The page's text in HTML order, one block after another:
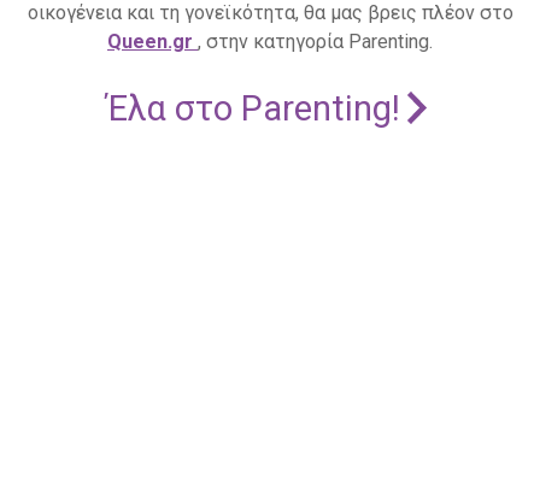
οικογένεια και τη γονεϊκότητα, θα μας βρεις πλέον στο
Queen.gr , στην κατηγορία Parenting.
Έλα στο Parenting!